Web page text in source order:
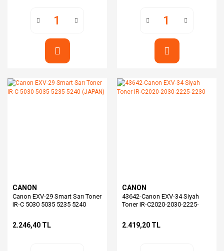
CANON
Canon EXV-29 Smart Sarı Toner
IR-C 5030 5035 5235 5240
2.246,40 TL
CANON
43642-Canon EXV-34 Siyah
Toner IR-C2020-2030-2225-
2.419,20 TL